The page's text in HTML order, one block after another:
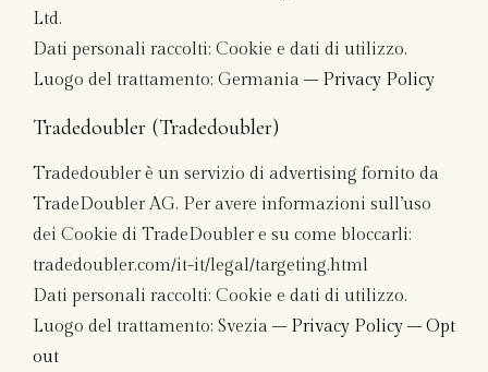
Ltd.
Dati personali raccolti: Cookie e dati di utilizzo.
Luogo del trattamento: Germania – Privacy Policy
Tradedoubler (Tradedoubler)
Tradedoubler è un servizio di advertising fornito da
TradeDoubler AG. Per avere informazioni sull’uso
dei Cookie di TradeDoubler e su come bloccarli:
tradedoubler.com/it-it/legal/targeting.html
Dati personali raccolti: Cookie e dati di utilizzo.
Luogo del trattamento: Svezia – Privacy Policy –Opt
out